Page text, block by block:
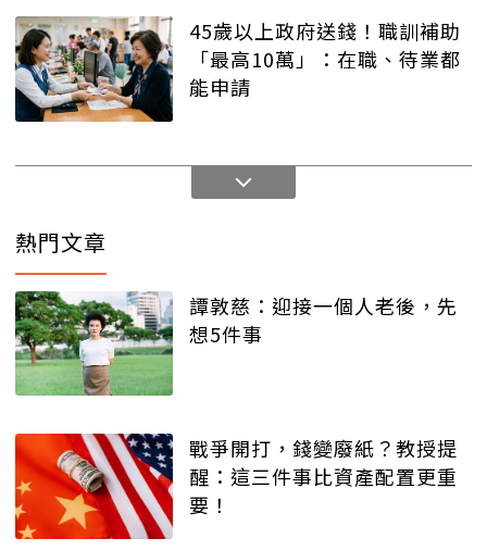
45歲以上政府送錢！職訓補助
「最高10萬」：在職、待業都
能申請
熱門文章
譚敦慈：迎接一個人老後，先
想5件事
戰爭開打，錢變廢紙？教授提
醒：這三件事比資產配置更重
要！